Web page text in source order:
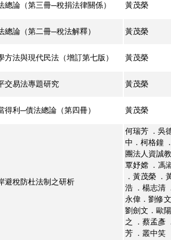
總論（第三冊─稅捐法律關係） 黃茂榮
總論（第二冊─稅法解釋） 黃茂榮
方法與現代民法（增訂第七版） 黃茂榮
交易法專題研究 黃茂榮
得利─債法總論（第四冊） 黃茂榮
避稅防杜法制之研析
何瑞芳 ．吳
中．柯格鐘
團法人資誠
覃妤嫦 ．馮
．黃茂榮 ．
浩 ．楊志清
永偉．劉修
劉劍文．歐
之 ．蔡孟彥
芳 ．叢中笑